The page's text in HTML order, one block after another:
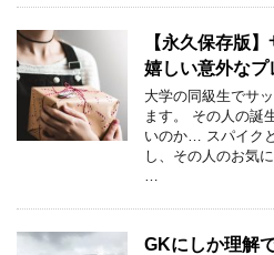
【永久保存版
嬉しい意外なプ
大学の同級生でサ
ます。 その人の誕
いのか… スパイク
し、その人のお気
GKにしか理解